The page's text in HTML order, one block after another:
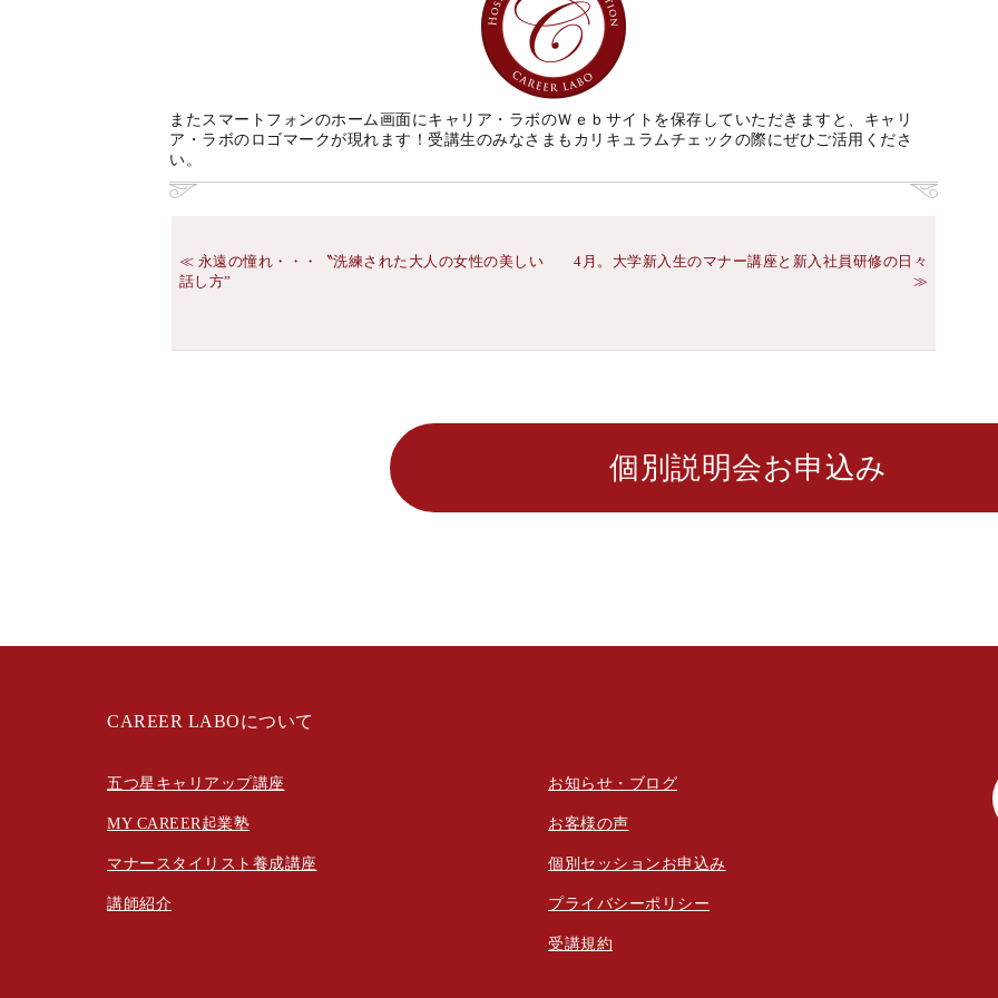
またスマートフォンのホーム画面にキャリア・ラボのＷｅｂサイトを保存していただきますと、キャリ
ア・ラボのロゴマークが現れます！受講生のみなさまもカリキュラムチェックの際にぜひご活用くださ
い。
永遠の憧れ・・・〝洗練された大人の女性の美しい
話し方”
4月。大学新入生のマナー講座と新入社員研修の日々
個別説明会お申込み
CAREER LABOについて
五つ星キャリアップ講座
MY CAREER起業塾
マナースタイリスト養成講座
講師紹介
お知らせ・ブログ
お客様の声
個別セッションお申込み
プラ イバシーポリシー
受講規約